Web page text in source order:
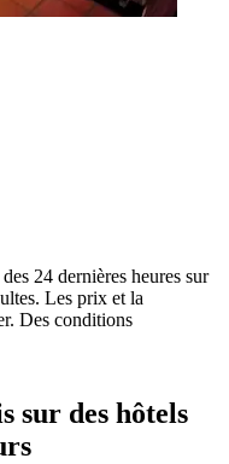
24 dernières heures sur
Les prix et la
Des conditions
sur des hôtels